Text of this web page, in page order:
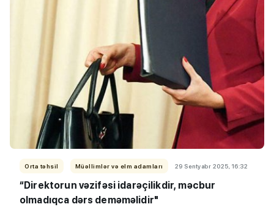
Orta təhsil Müəllimlər və elm adamları 29 Sentyabr 2025, 16:32
“Direktorun vəzifəsi idarəçilikdir, məcbur
olmadıqca dərs deməməlidir"